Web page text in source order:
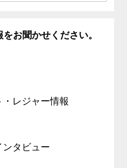
お聞かせください。
レジャー情報
ンタビュー